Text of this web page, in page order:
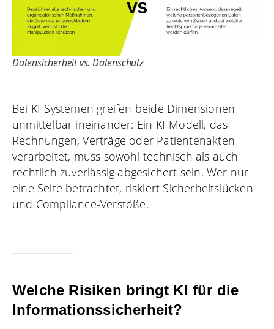
Datensicherheit vs. Datenschutz
Bei KI-Systemen greifen beide Dimensionen
unmittelbar ineinander: Ein KI-Modell, das
Rechnungen, Verträge oder Patientenakten
verarbeitet, muss sowohl technisch als auch
rechtlich zuverlässig abgesichert sein. Wer nur
eine Seite betrachtet, riskiert Sicherheitslücken
und Compliance-Verstöße.
Welche Risiken bringt KI für die
Informationssicherheit?